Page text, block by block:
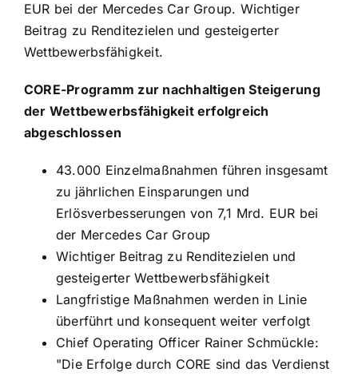
EUR bei der Mercedes Car Group. Wichtiger
Beitrag zu Renditezielen und gesteigerter
Wettbewerbsfähigkeit.
CORE-Programm zur nachhaltigen Steigerung
der Wettbewerbsfähigkeit erfolgreich
abgeschlossen
43.000 Einzelmaßnahmen führen insgesamt
zu jährlichen Einsparungen und
Erlösverbesserungen von 7,1 Mrd. EUR bei
der Mercedes Car Group
Wichtiger Beitrag zu Renditezielen und
gesteigerter Wettbewerbsfähigkeit
Langfristige Maßnahmen werden in Linie
überführt und konsequent weiter verfolgt
Chief Operating Officer Rainer Schmückle:
"Die Erfolge durch CORE sind das Verdienst